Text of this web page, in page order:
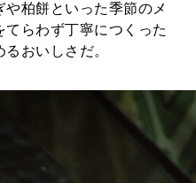
柏餅といった季節のメ
らわず丁寧につくった
おいしさだ。